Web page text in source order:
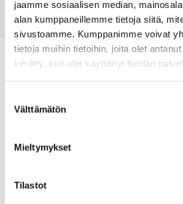
jaamme sosiaalisen median,
alan kumppaneillemme tietoja siitä,
sivustoamme. Kumppanimme voivat
tietoja muihin tietoihin, joita olet
kerätty, kun olet käyttänyt heidän
valinta
Välttämätön
Mieltymykset
Tilastot
Kiinnostuitko?